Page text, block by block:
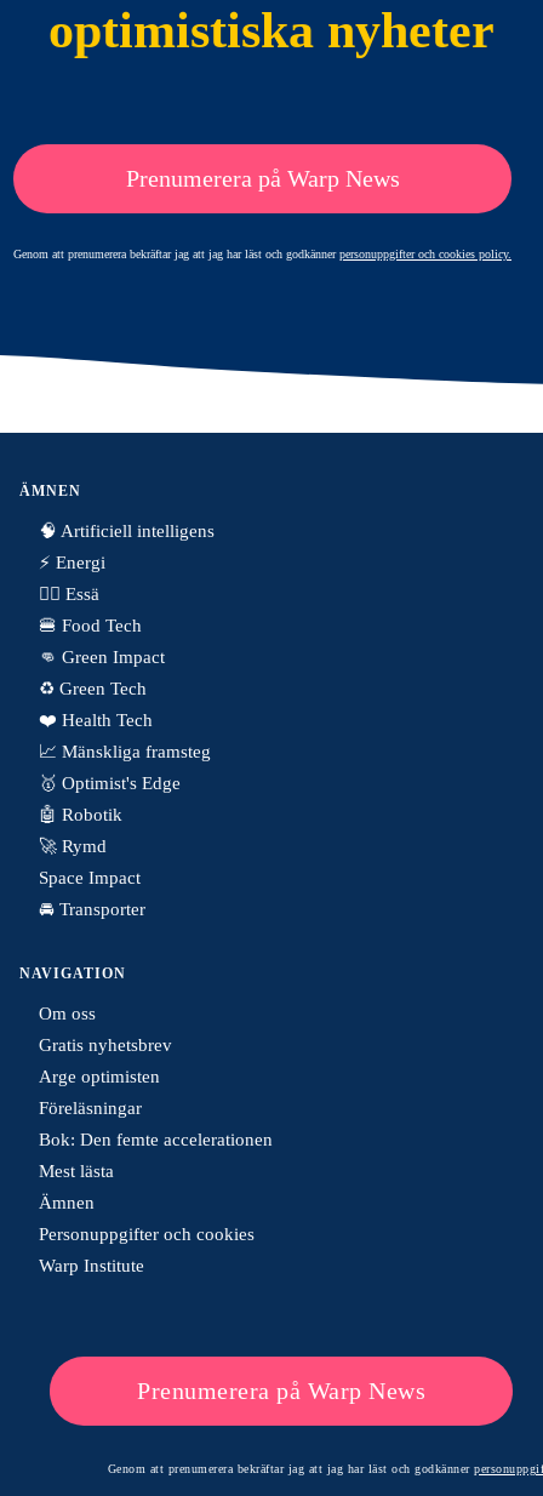
optimistiska nyheter
Prenumerera på Warp News
Genom att prenumerera bekräftar jag att jag har läst och godkännerpersonuppgifter och cookies policy.
ÄMNEN
🧠 Artificiell intelligens
⚡️ Energi
✍🏼 Essä
🍔 Food Tech
👊 Green Impact
♻️ Green Tech
❤️ Health Tech
📈 Mänskliga framsteg
🥇 Optimist's Edge
🤖 Robotik
🚀 Rymd
Space Impact
🚘 Transporter
NAVIGATION
Om oss
Gratis nyhetsbrev
Arge optimisten
Föreläsningar
Bok: Den femte accelerationen
Mest lästa
Ämnen
Personuppgifter och cookies
Warp Institute
Prenumerera på Warp News
Genom att prenumerera bekräftar jag att jag har läst och godkänner